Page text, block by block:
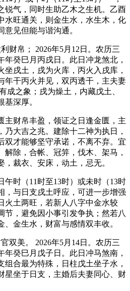
锐气，同时生助乙木之生机。乙酉
水旺通关，则金生水，水生木，化
见但能与谐沟通。
财帛； 2026年5月12日。农历三
年癸巳月丙戌日。此日冲龙煞北，
坐戌土，戌为火库，丙火入戌库，
年干丙火并见，双丙透干，主夫妻
成之象；戌为燥土，内藏戊土、
深厚。
主财帛丰盈，领证之日逢金匮，主
大吉之兆。建除十二神为执日，
双才能够坚守承诺，不离不弃。宜
除，合帐、冠笄，伐木、架马，
裁衣、安床，动土，忌无。
午时（11时至13时）或未时（13时
，与日支戌土呼应，可进一步增强
火土两旺，若新人八字中金水较
节，避免因小事引发争执；然若八
金生水，财富与感情双丰收。
双美。 2026年5月14日。农历三
年癸巳月戊子日。此日冲马煞南，
组合最为特殊，日柱戊土坐子水，
星坐于日支，主婚后夫妻同心、财